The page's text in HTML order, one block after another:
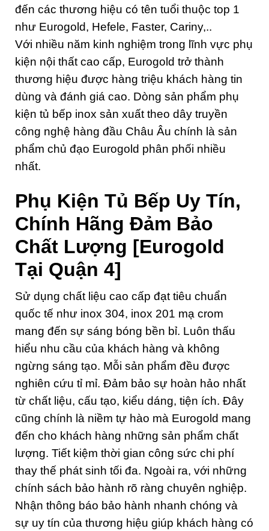
đến các thương hiệu có tên tuổi thuộc top 1
như Eurogold, Hefele, Faster, Cariny,..
Với nhiều năm kinh nghiệm trong lĩnh vực phụ
kiện nội thất cao cấp, Eurogold trở thành
thương hiệu được hàng triệu khách hàng tin
dùng và đánh giá cao. Dòng sản phẩm phụ
kiện tủ bếp inox sản xuất theo dây truyền
công nghệ hàng đầu Châu Âu chính là sản
phẩm chủ đạo Eurogold phân phối nhiều
nhất.
Phụ Kiện Tủ Bếp Uy Tín,
Chính Hãng Đảm Bảo
Chất Lượng [Eurogold
Tại Quận 4]
Sử dụng chất liệu cao cấp đạt tiêu chuẩn
quốc tế như inox 304, inox 201 mạ crom
mang đến sự sáng bóng bền bỉ. Luôn thấu
hiểu nhu cầu của khách hàng và không
ngừng sáng tạo. Mỗi sản phẩm đều được
nghiên cứu tỉ mỉ. Đảm bảo sự hoàn hảo nhất
từ chất liệu, cấu tạo, kiểu dáng, tiện ích. Đây
cũng chính là niềm tự hào mà Eurogold mang
đến cho khách hàng những sản phẩm chất
lượng. Tiết kiệm thời gian công sức chi phí
thay thế phát sinh tối đa. Ngoài ra, với những
chính sách bảo hành rõ ràng chuyên nghiệp.
Nhận thông báo bảo hành nhanh chóng và
sự uy tín của thương hiệu giúp khách hàng có